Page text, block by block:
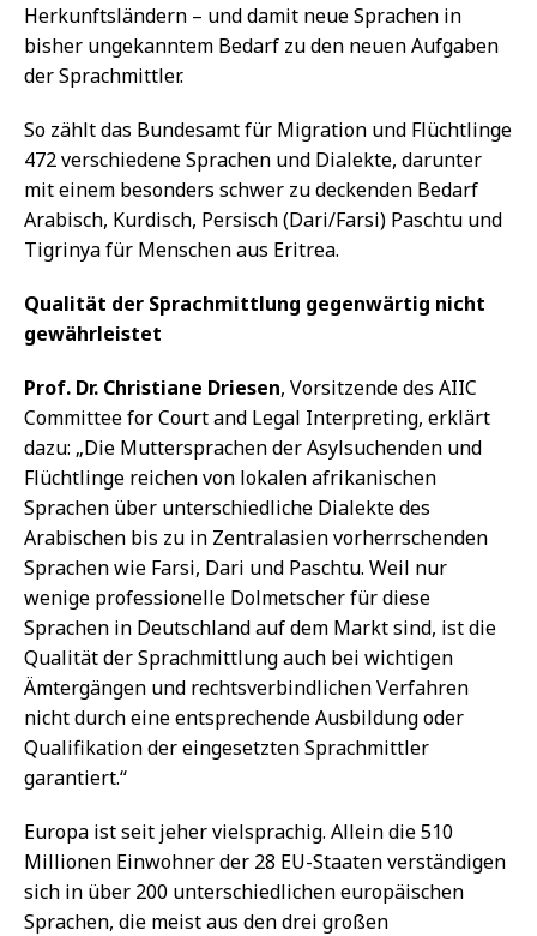
Herkunftsländern – und damit neue Sprachen in
bisher ungekanntem Bedarf zu den neuen Aufgaben
der Sprachmittler.
So zählt das Bundesamt für Migration und Flüchtlinge
472 verschiedene Sprachen und Dialekte, darunter
mit einem besonders schwer zu deckenden Bedarf
Arabisch, Kurdisch, Persisch (Dari/Farsi) Paschtu und
Tigrinya für Menschen aus Eritrea.
Qualität der Sprachmittlung gegenwärtig nicht
gewährleistet
Prof. Dr. Christiane Driesen, Vorsitzende des AIIC
Committee for Court and Legal Interpreting, erklärt
dazu: „Die Muttersprachen der Asylsuchenden und
Flüchtlinge reichen von lokalen afrikanischen
Sprachen über unterschiedliche Dialekte des
Arabischen bis zu in Zentralasien vorherrschenden
Sprachen wie Farsi, Dari und Paschtu. Weil nur
wenige professionelle Dolmetscher für diese
Sprachen in Deutschland auf dem Markt sind, ist die
Qualität der Sprachmittlung auch bei wichtigen
Ämtergängen und rechtsverbindlichen Verfahren
nicht durch eine entsprechende Ausbildung oder
Qualifikation der eingesetzten Sprachmittler
garantiert.“
Europa ist seit jeher vielsprachig. Allein die 510
Millionen Einwohner der 28 EU-Staaten verständigen
sich in über 200 unterschiedlichen europäischen
Sprachen, die meist aus den drei großen